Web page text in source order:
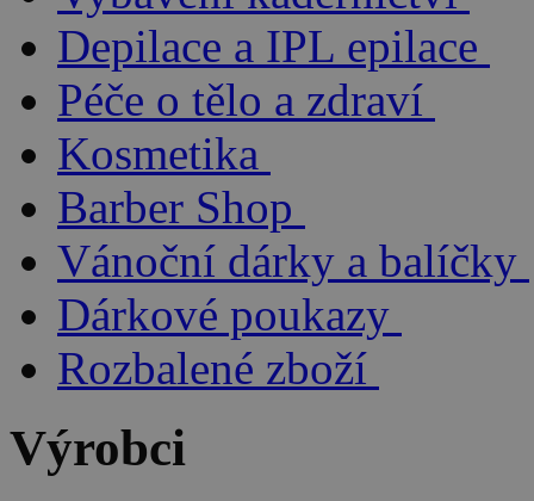
Depilace a IPL epilace
Péče o tělo a zdraví
Kosmetika
Barber Shop
Vánoční dárky a balíčky
Dárkové poukazy
Rozbalené zboží
Výrobci